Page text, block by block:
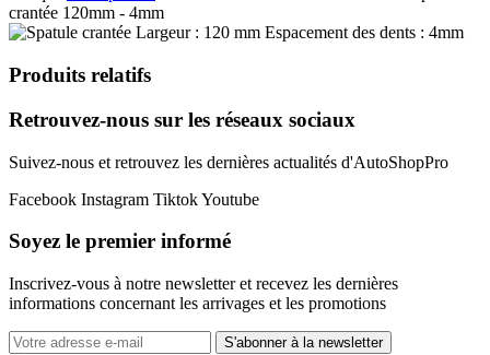
crantée 120mm - 4mm
Produits relatifs
Retrouvez-nous sur les réseaux sociaux
Suivez-nous et retrouvez les dernières actualités d'AutoShopPro
Facebook Instagram TiktokYoutube
Soyez le premier informé
Inscrivez-vous à notre newsletter et recevez les dernières
informations concernant les arrivages et les promotions
S'abonner à la newsletter